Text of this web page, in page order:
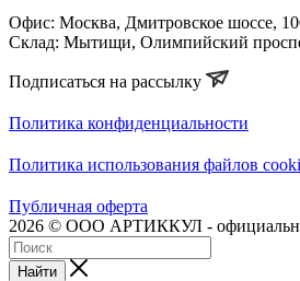
Офис: Москва, Дмитровское шоссе,
Склад: Мытищи, Олимпийский
Подписаться на рассылку
Политика конфиденциальности
Политика использования файлов
Публичная оферта
2026 © ООО АРТИККУЛ -
Найти